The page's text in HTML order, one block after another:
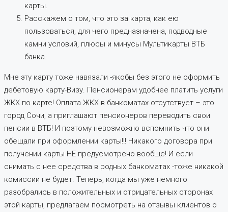
карты.
Расскажем о том, что это за карта, как ею
пользоваться, для чего предназначена, подводные
камни условий, плюсы и минусы Мультикарты ВТБ
банка.
Мне эту карту тоже навязали -якобы без этого не оформить
дебетовую карту-Визу. Пенсионерам удобнее платить услуги
ЖКХ по карте! Оплата ЖКХ в банкоматах отсутствует – это
город Сочи, а приглашают пенсионеров переводить свои
пенсии в ВТБ! И поэтому невозможно вспомнить что они
обещали при оформлении карты!!! Никакого договора при
получении карты НЕ предусмотрено вообще! И если
снимать с нее средства в родных банкоматах -тоже никакой
комиссии не будет. Теперь, когда мы уже немного
разобрались в положительных и отрицательных сторонах
этой карты, предлагаем посмотреть на отзывы клиентов о